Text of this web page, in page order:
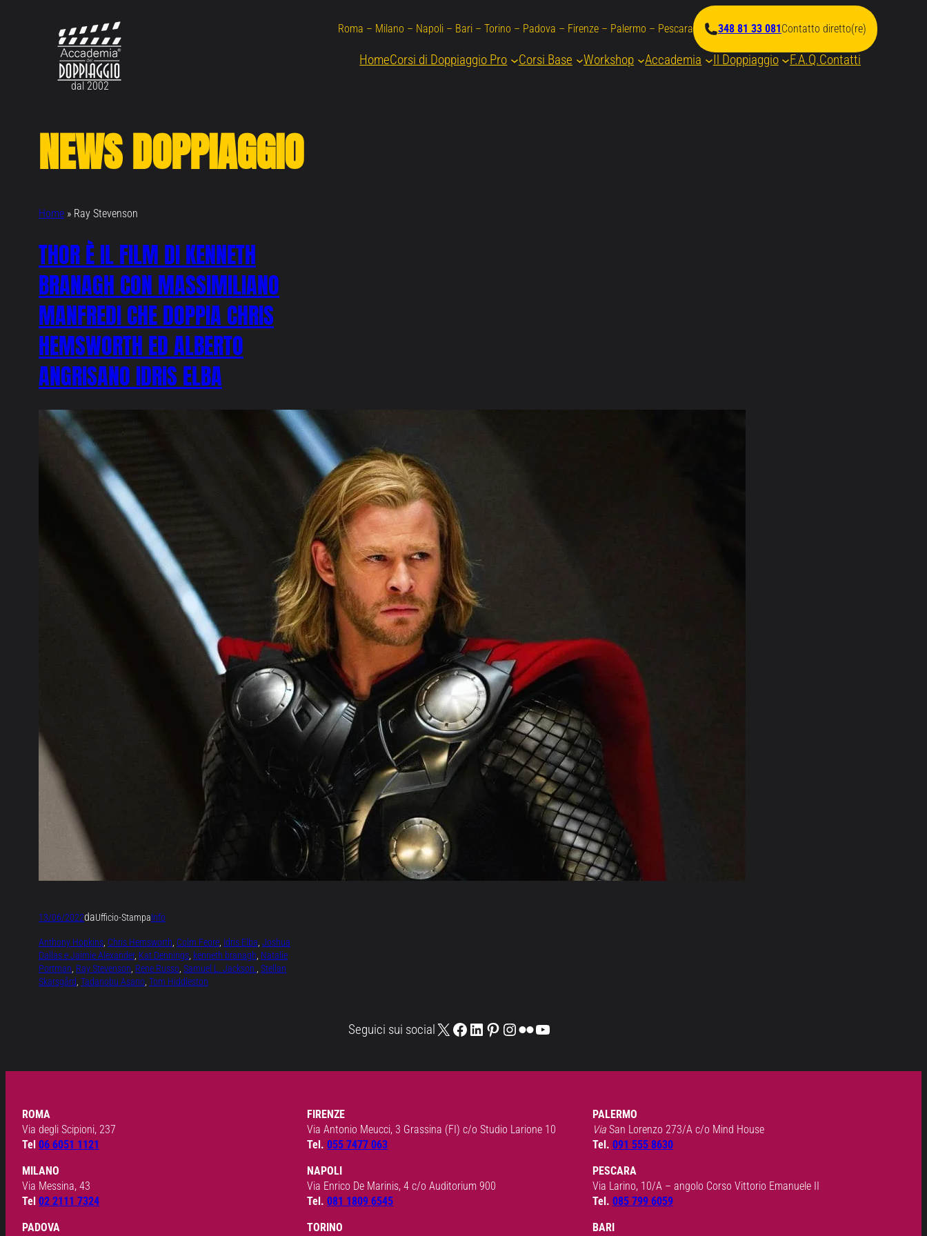
Roma – Milano – Napoli – Bari – Torino – Padova – Firenze – Palermo – Pescara 348 81 33 081Contatto diretto(re)
dal 2002
HomeCorsi di Doppiaggio Pro Corsi Base Workshop Accademia Il Doppiaggio F.A.Q.Contatti
NEWS DOPPIAGGIO
Home » Ray Stevenson
THOR È IL FILM DI KENNETH
BRANAGH CON MASSIMILIANO
MANFREDI CHE DOPPIA CHRIS
HEMSWORTH ED ALBERTO
ANGRISANO IDRIS ELBA
13/06/2022daUfficio-StampaInfo
Anthony Hopkins, Chris Hemsworth, Colm Feore, Idris Elba, Joshua
Dallas e Jaimie Alexander, Kat Dennings, kenneth branagh, Natalie
Portman, Ray Stevenson, Rene Russo, Samuel L. Jackson., Stellan
Skarsgård, Tadanobu Asano, Tom Hiddleston
Seguici sui socialX Facebook
LinkedIn
Pinterest
Instagram
FlickrYouTube
ROMA
Via degli Scipioni, 237
Tel 06 6051 1121
MILANO
Via Messina, 43
Tel 02 2111 7324
PADOVA
FIRENZE
Via Antonio Meucci, 3 Grassina (FI) c/o Studio Larione 10
Tel.055 7477 063
NAPOLI
Via Enrico De Marinis, 4 c/o Auditorium 900
Tel.081 1809 6545
TORINO
PALERMO
Via San Lorenzo 273/A c/o Mind House
Tel. 091 555 8630
PESCARA
Via Larino, 10/A – angolo Corso Vittorio Emanuele II
Tel. 085 799 6059
BARI